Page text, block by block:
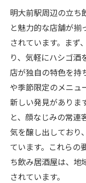
地元の食材
多彩なド
地元民と
明大前駅
リピータ
明大前駅の立
お酒
絶品料理
お酒に合う
地元の旬
料理とお酒
明大前駅周辺の立ち
と魅力的な店舗が揃
されています。まず
り、気軽にハシゴ酒
店が独自の特色を持
や季節限定のメニュ
新しい発見がありま
と、顔なじみの常連
気を醸し出しており
ています。これらの
ち飲み居酒屋は、地
されています。